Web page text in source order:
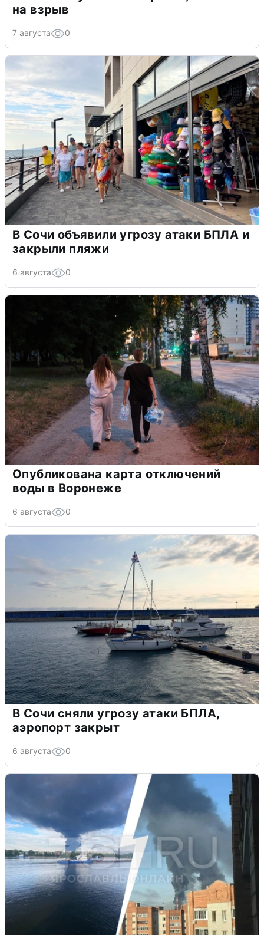
на взрыв
7 августа 0
В Сочи объявили угрозу атаки БПЛА и
закрыли пляжи
6 августа 0
Опубликована карта отключений
воды в Воронеже
6 августа 0
В Сочи сняли угрозу атаки БПЛА,
аэропорт закрыт
6 августа 0